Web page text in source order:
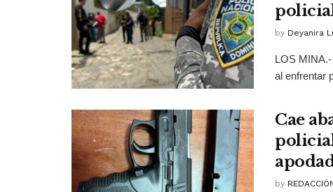
by Deyanira
LOS
al enfrentar
Cae
by